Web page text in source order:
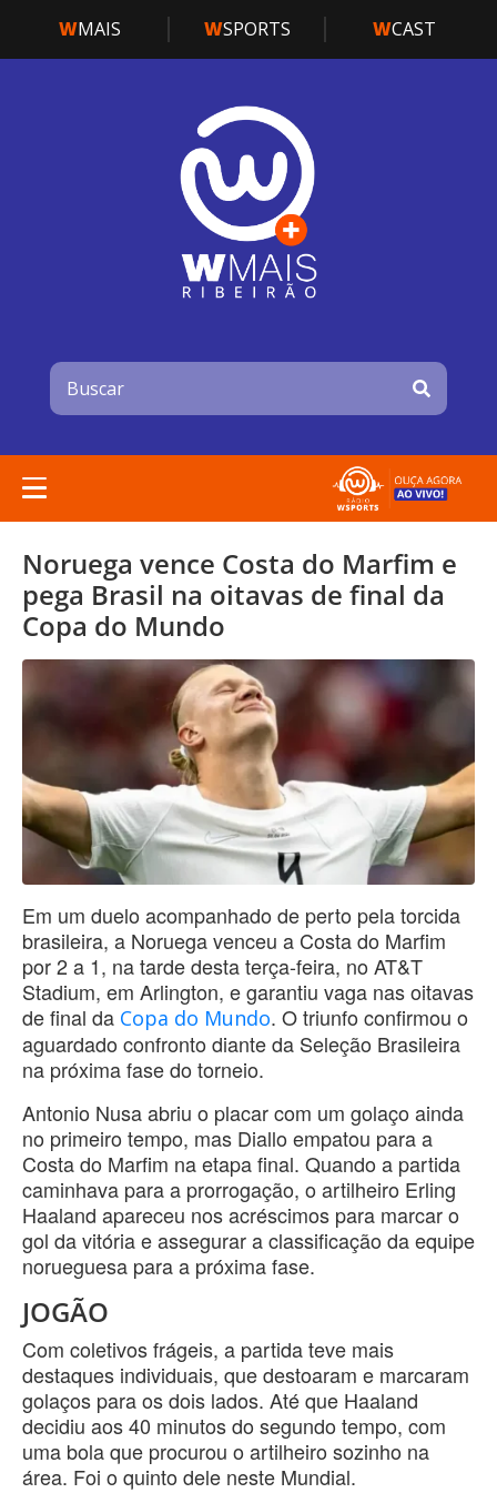
WMAIS WSPORTS WCAST
Noruega vence Costa do Marfim e
pega Brasil na oitavas de final da
Copa do Mundo
Em um duelo acompanhado de perto pela torcida
brasileira, a Noruega venceu a Costa do Marfim
por 2 a 1, na tarde desta terça-feira, no AT&T
Stadium, em Arlington, e garantiu vaga nas oitavas
de final da Copa do Mundo. O triunfo confirmou o
aguardado confronto diante da Seleção Brasileira
na próxima fase do torneio.
Antonio Nusa abriu o placar com um golaço ainda
no primeiro tempo, mas Diallo empatou para a
Costa do Marfim na etapa final. Quando a partida
caminhava para a prorrogação, o artilheiro Erling
Haaland apareceu nos acréscimos para marcar o
gol da vitória e assegurar a classificação da equipe
norueguesa para a próxima fase.
JOGÃO
Com coletivos frágeis, a partida teve mais
destaques individuais, que destoaram e marcaram
golaços para os dois lados. Até que Haaland
decidiu aos 40 minutos do segundo tempo, com
uma bola que procurou o artilheiro sozinho na
área. Foi o quinto dele neste Mundial.